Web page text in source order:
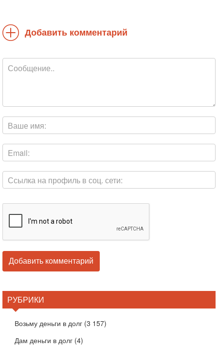
Добавить комментарий
РУБРИКИ
Возьму деньги в долг (3 157)
Дам деньги в долг (4)